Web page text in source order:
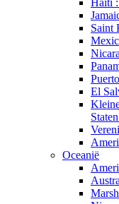
Saint
El
Oceanië